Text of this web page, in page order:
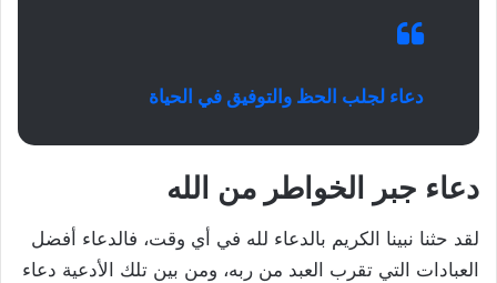
دعاء لجلب الحظ والتوفيق في الحياة
دعاء جبر الخواطر من الله
لقد حثنا نبينا الكريم بالدعاء لله في أي وقت، فالدعاء أفضل
العبادات التي تقرب العبد من ربه، ومن بين تلك الأدعية دعاء